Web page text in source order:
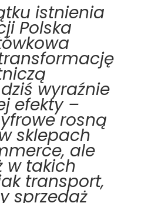
istnienia
Polska
wyraźnie
efekty –
rosną
sklepach
ale
w takich
transport,
sprzedaż